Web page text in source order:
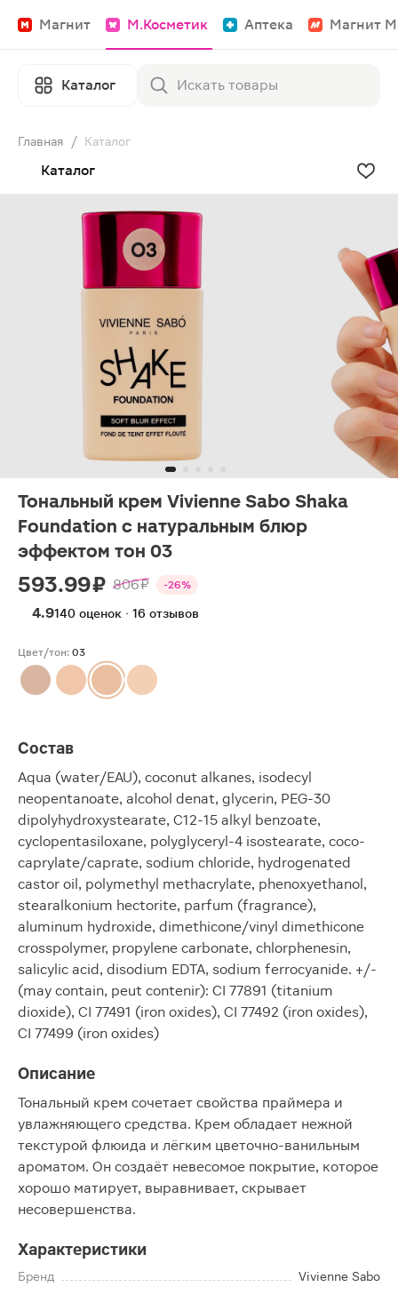
Магнит М.Косметик Аптека Магнит
Каталог
Главная / Каталог
Каталог
Тональный крем Vivienne Sabo Shaka
Foundation с натуральным блюр
эффектом тон 03
593.99 ₽ 806 ₽ -26%
4.9140 оценок · 16 отзывов
Цвет/тон: 03
Состав
Aqua (water/EAU), coconut alkanes, isodecyl
neopentanoate, alcohol denat, glycerin, PEG-30
dipolyhydroxystearate, C12-15 alkyl benzoate,
cyclopentasiloxane, polyglyceryl-4 isostearate, coco-
caprylate/caprate, sodium chloride, hydrogenated
castor oil, polymethyl methacrylate, phenoxyethanol,
stearalkonium hectorite, parfum (fragrance),
aluminum hydroxide, dimethicone/vinyl dimethicone
crosspolymer, propylene carbonate, chlorphenesin,
salicylic acid, disodium EDTA, sodium ferrocyanide. +/-
(may contain, peut contenir): CI 77891 (titanium
dioxide), CI 77491 (iron oxides), CI 77492 (iron oxides),
CI 77499 (iron oxides)
Описание
Тональный крем сочетает свойства праймера и
увлажняющего средства. Крем обладает нежной
текстурой флюида и лёгким цветочно-ванильным
ароматом. Он создаёт невесомое покрытие, которое
хорошо матирует, выравнивает, скрывает
несовершенства.
Характеристики
Бренд
Vivienne Sabo